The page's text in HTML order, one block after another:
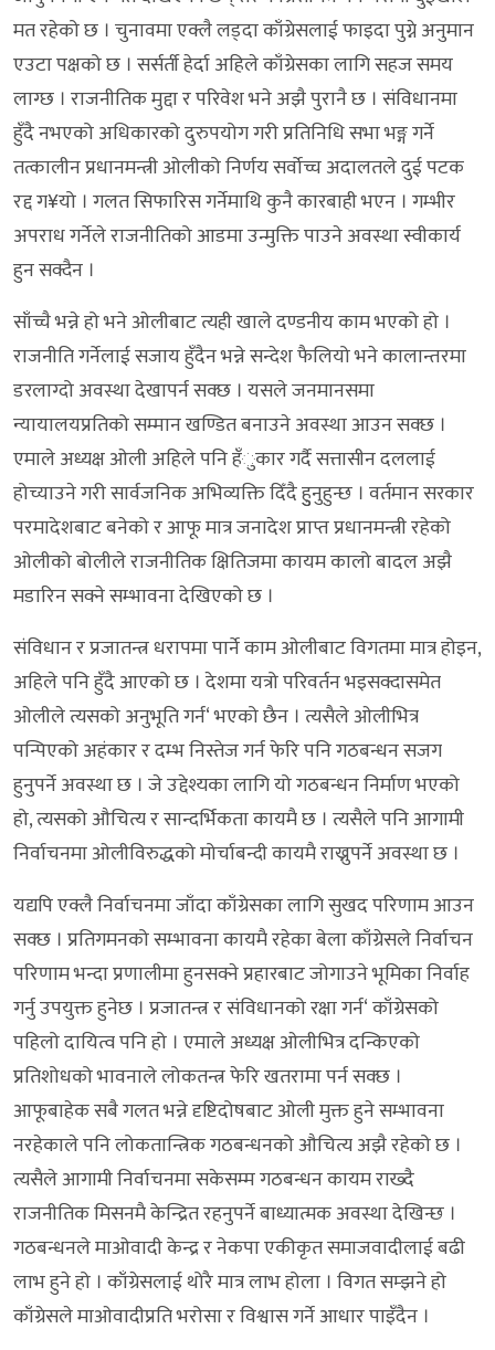
मत रहेको छ । चुनावमा एक्लै लड्दा काँग्रेसलाई फाइदा पुग्ने अनुमान
एउटा पक्षको छ । सर्सर्ती हेर्दा अहिले काँग्रेसका लागि सहज समय
लाग्छ । राजनीतिक मुद्दा र परिवेश भने अझै पुरानै छ । संविधानमा
हुँदै नभएको अधिकारको दुरुपयोग गरी प्रतिनिधि सभा भङ्ग गर्ने
तत्कालीन प्रधानमन्त्री ओलीको निर्णय सर्वाेच्च अदालतले दुई पटक
रद्द ग¥यो । गलत सिफारिस गर्नेमाथि कुनै कारबाही भएन । गम्भीर
अपराध गर्नेले राजनीतिको आडमा उन्मुक्ति पाउने अवस्था स्वीकार्य
हुन सक्दैन ।
साँच्चै भन्ने हो भने ओलीबाट त्यही खाले दण्डनीय काम भएको हो ।
राजनीति गर्नेलाई सजाय हुँदैन भन्ने सन्देश फैलियो भने कालान्तरमा
डरलाग्दो अवस्था देखापर्न सक्छ । यसले जनमानसमा
न्यायालयप्रतिको सम्मान खण्डित बनाउने अवस्था आउन सक्छ ।
एमाले अध्यक्ष ओली अहिले पनि हँुकार गर्दै सत्तासीन दललाई
होच्याउने गरी सार्वजनिक अभिव्यक्ति दिँदै हुुनुहुन्छ । वर्तमान सरकार
परमादेशबाट बनेको र आफू मात्र जनादेश प्राप्त प्रधानमन्त्री रहेको
ओलीको बोलीले राजनीतिक क्षितिजमा कायम कालो बादल अझै
मडारिन सक्ने सम्भावना देखिएको छ ।
संविधान र प्रजातन्त्र धरापमा पार्ने काम ओलीबाट विगतमा मात्र होइन,
अहिले पनि हुँदै आएको छ । देशमा यत्रो परिवर्तन भइसक्दासमेत
ओलीले त्यसको अनुभूति गर्न‘ भएको छैन । त्यसैले ओलीभित्र
पन्पिएको अहंकार र दम्भ निस्तेज गर्न फेरि पनि गठबन्धन सजग
हुनुपर्ने अवस्था छ । जे उद्देश्यका लागि यो गठबन्धन निर्माण भएको
हो, त्यसको औचित्य र सान्दर्भिकता कायमै छ । त्यसैले पनि आगामी
निर्वाचनमा ओलीविरुद्धको मोर्चाबन्दी कायमै राख्नुपर्ने अवस्था छ ।
यद्यपि एक्लै निर्वाचनमा जाँदा काँग्रेसका लागि सुखद परिणाम आउन
सक्छ । प्रतिगमनको सम्भावना कायमै रहेका बेला काँग्रेसले निर्वाचन
परिणाम भन्दा प्रणालीमा हुनसक्ने प्रहारबाट जोगाउने भूमिका निर्वाह
गर्नु उपयुक्त हुनेछ । प्रजातन्त्र र संविधानको रक्षा गर्न‘ काँग्रेसको
पहिलो दायित्व पनि हो । एमाले अध्यक्ष ओलीभित्र दन्किएको
प्रतिशोधको भावनाले लोकतन्त्र फेरि खतरामा पर्न सक्छ ।
आफूबाहेक सबै गलत भन्ने दृष्टिदोषबाट ओली मुक्त हुने सम्भावना
नरहेकाले पनि लोकतान्त्रिक गठबन्धनको औचित्य अझै रहेको छ ।
त्यसैले आगामी निर्वाचनमा सकेसम्म गठबन्धन कायम राख्दै
राजनीतिक मिसनमै केन्द्रित रहनुपर्ने बाध्यात्मक अवस्था देखिन्छ ।
गठबन्धनले माओवादी केन्द्र र नेकपा एकीकृत समाजवादीलाई बढी
लाभ हुने हो । काँग्रेसलाई थोरै मात्र लाभ होला । विगत सम्झने हो
काँग्रेसले माओवादीप्रति भरोसा र विश्वास गर्ने आधार पाइँदैन ।